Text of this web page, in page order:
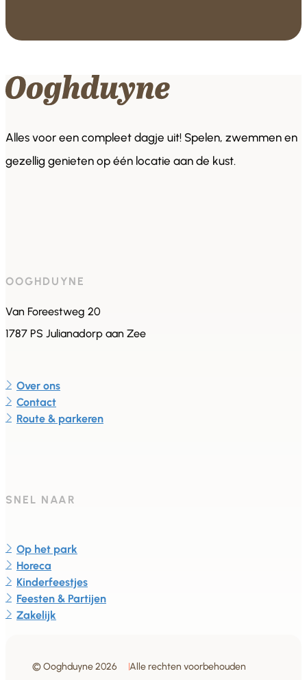
Alles voor een compleet dagje uit! Spelen, zwemmen en
gezellig genieten op één locatie aan de kust.
OOGHDUYNE
Van Foreestweg 20
1787 PS Julianadorp aan Zee
Over ons
Contact
Route & parkeren
SNEL NAAR
Op het park
Horeca
Kinderfeestjes
Feesten & Partijen
Zakelijk
© Ooghduyne 2026 Alle rechten voorbehouden